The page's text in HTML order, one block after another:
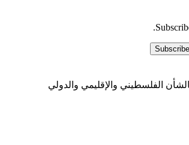
Subscribe
الفلسطيني والإقليمي والدولي